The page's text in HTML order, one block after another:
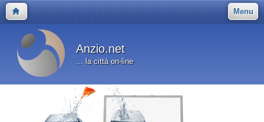
Menu
Anzio.net
... la città on-line